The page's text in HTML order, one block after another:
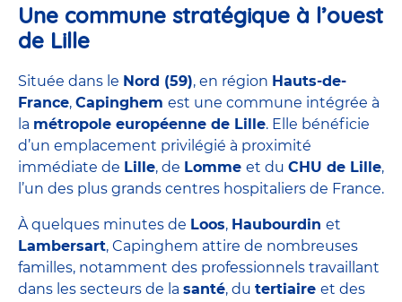
Une commune stratégique à l’ouest
de Lille
Située dans le Nord (59), en région Hauts-de-
France, Capinghem est une commune intégrée à
la métropole européenne de Lille. Elle bénéficie
d’un emplacement privilégié à proximité
immédiate de Lille, de Lomme et du CHU de Lille,
l’un des plus grands centres hospitaliers de France.
À quelques minutes de Loos, Haubourdin et
Lambersart, Capinghem attire de nombreuses
familles, notamment des professionnels travaillant
dans les secteurs de la santé, du tertiaire et des